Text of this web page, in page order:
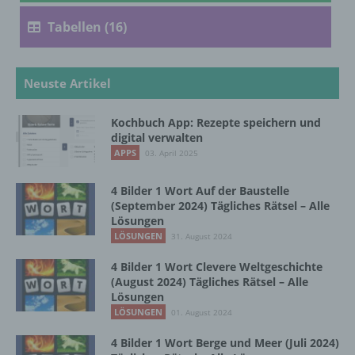
Tabellen (16)
Neuste Artikel
Kochbuch App: Rezepte speichern und
digital verwalten
APPS 03. April 2025
4 Bilder 1 Wort Auf der Baustelle
(September 2024) Tägliches Rätsel – Alle
Lösungen
LÖSUNGEN 31. August 2024
4 Bilder 1 Wort Clevere Weltgeschichte
(August 2024) Tägliches Rätsel – Alle
Lösungen
LÖSUNGEN 01. August 2024
4 Bilder 1 Wort Berge und Meer (Juli 2024)
Verarbeitung ist jeder mit oder ohne Hilfe
automatisierter Verfahren ausgeführte
Vorgang oder jede solche Vorgangsreihe im
Zusammenhang mit personenbezogenen
Daten wie das Erheben, das Erfassen, die
Organisation, das Ordnen, die Speicherung,
Auslesen, das Abfragen, die Verwendung,
die Offenlegung durch Übermittlung,
Verbreitung oder eine andere Form der
Verknüpfung, die Einschränkung, das
Löschen oder die Vernichtung.
d) Einschränkung der Verarbeitung
Einschränkung der Verarbeitung ist die
Markierung gespeicherter
künftige Verarbeitung einzuschränken.